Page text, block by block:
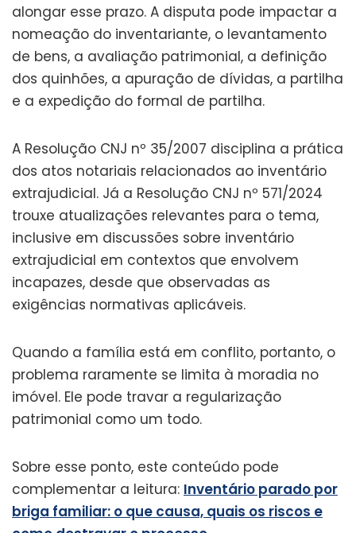
alongar esse prazo. A disputa pode impactar a
nomeação do inventariante, o levantamento
de bens, a avaliação patrimonial, a definição
dos quinhões, a apuração de dívidas, a partilha
e a expedição do formal de partilha.
A Resolução CNJ nº 35/2007 disciplina a prática
dos atos notariais relacionados ao inventário
extrajudicial. Já a Resolução CNJ nº 571/2024
trouxe atualizações relevantes para o tema,
inclusive em discussões sobre inventário
extrajudicial em contextos que envolvem
incapazes, desde que observadas as
exigências normativas aplicáveis.
Quando a família está em conflito, portanto, o
problema raramente se limita à moradia no
imóvel. Ele pode travar a regularização
patrimonial como um todo.
Sobre esse ponto, este conteúdo pode
complementar a leitura: Inventário parado por
briga familiar: o que causa, quais os riscos e